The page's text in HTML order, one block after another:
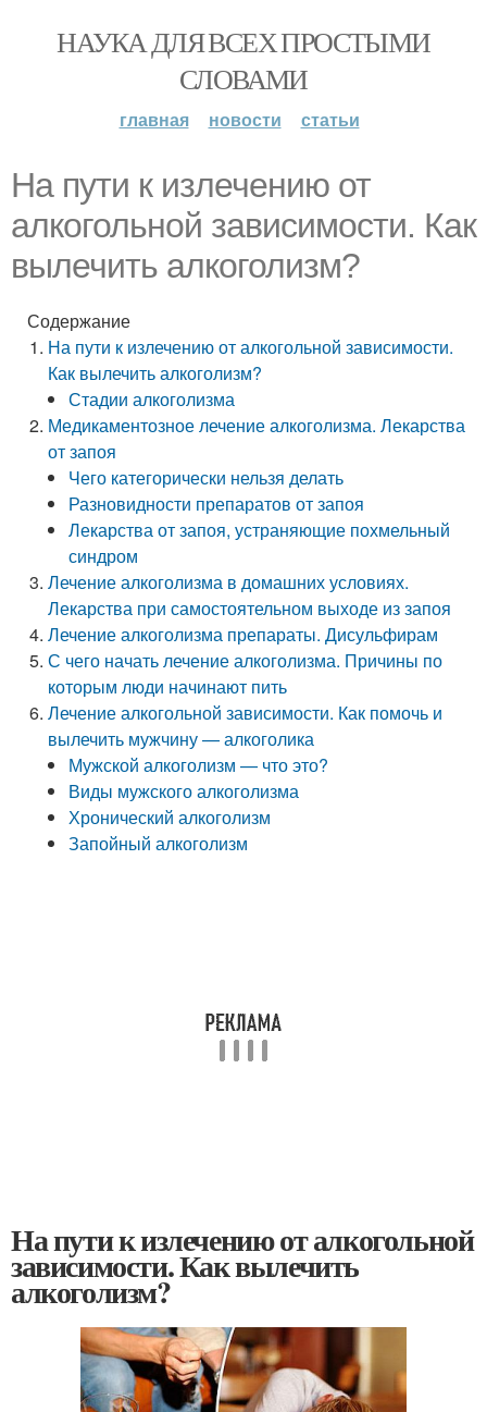
НАУКА ДЛЯ ВСЕХ ПРОСТЫМИ
СЛОВАМИ
главная новости статьи
На пути к излечению от
алкогольной зависимости. Как
вылечить алкоголизм?
Содержание
На пути к излечению от алкогольной зависимости.
Как вылечить алкоголизм?
Стадии алкоголизма
Медикаментозное лечение алкоголизма. Лекарства
от запоя
Чего категорически нельзя делать
Разновидности препаратов от запоя
Лекарства от запоя, устраняющие похмельный
синдром
Лечение алкоголизма в домашних условиях.
Лекарства при самостоятельном выходе из запоя
Лечение алкоголизма препараты. Дисульфирам
С чего начать лечение алкоголизма. Причины по
которым люди начинают пить
Лечение алкогольной зависимости. Как помочь и
вылечить мужчину — алкоголика
Мужской алкоголизм — что это?
Виды мужского алкоголизма
Хронический алкоголизм
Запойный алкоголизм
На пути к излечению от алкогольной
зависимости. Как вылечить
алкоголизм?